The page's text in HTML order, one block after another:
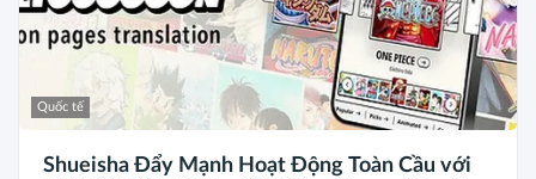
Quốc tế
Shueisha Đẩy Mạnh Hoạt Động Toàn Cầu với